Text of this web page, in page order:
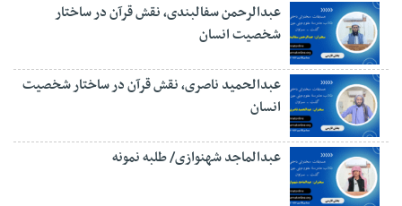
عبدالرحمن سفالبندی، نقش قرآن در ساختار
شخصیت انسان
عبدالحمید ناصری، نقش قرآن در ساختار شخصیت
انسان
عبدالماجد شهنوازی/ طلبه نمونه